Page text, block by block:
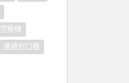
空壓機
連續封口機